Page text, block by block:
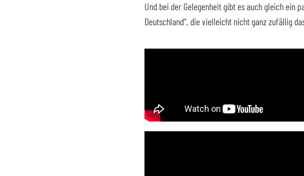
Und bei der Gelegenheit gibt es auch gleich ein
Deutschland“, die vielleicht nicht ganz zufällig